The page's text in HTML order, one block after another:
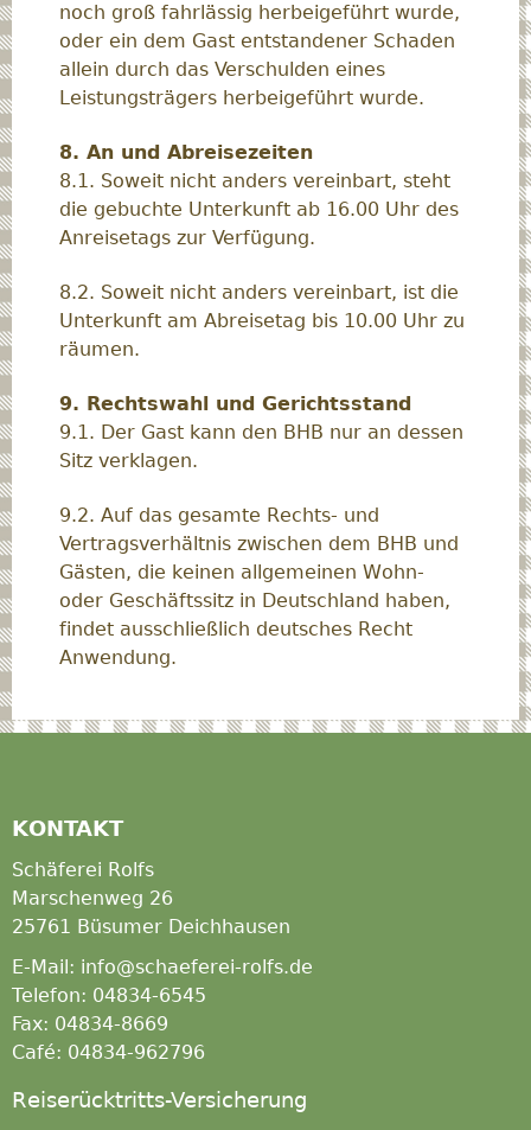
noch groß fahrlässig herbeigeführt wurde,
oder ein dem Gast entstandener Schaden
allein durch das Verschulden eines
Leistungsträgers herbeigeführt wurde.
8. An und Abreisezeiten
8.1. Soweit nicht anders vereinbart, steht
die gebuchte Unterkunft ab 16.00 Uhr des
Anreisetags zur Verfügung.
8.2. Soweit nicht anders vereinbart, ist die
Unterkunft am Abreisetag bis 10.00 Uhr zu
räumen.
9. Rechtswahl und Gerichtsstand
9.1. Der Gast kann den BHB nur an dessen
Sitz verklagen.
9.2. Auf das gesamte Rechts- und
Vertragsverhältnis zwischen dem BHB und
Gästen, die keinen allgemeinen Wohn-
oder Geschäftssitz in Deutschland haben,
findet ausschließlich deutsches Recht
Anwendung.
KONTAKT
Schäferei Rolfs
Marschenweg 26
25761 Büsumer Deichhausen
E-Mail: info@schaeferei-rolfs.de
Telefon: 04834-6545
Fax: 04834-8669
Café: 04834-962796
Reiserücktritts-Versicherung